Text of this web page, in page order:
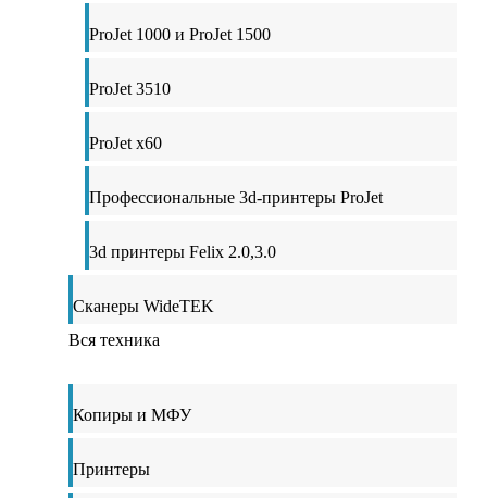
ProJet 1000 и ProJet 1500
ProJet 3510
ProJet x60
Профессиональные 3d-принтеры ProJet
3d принтеры Felix 2.0,3.0
Сканеры WideTEK
Вся техника
Копиры и МФУ
Принтеры